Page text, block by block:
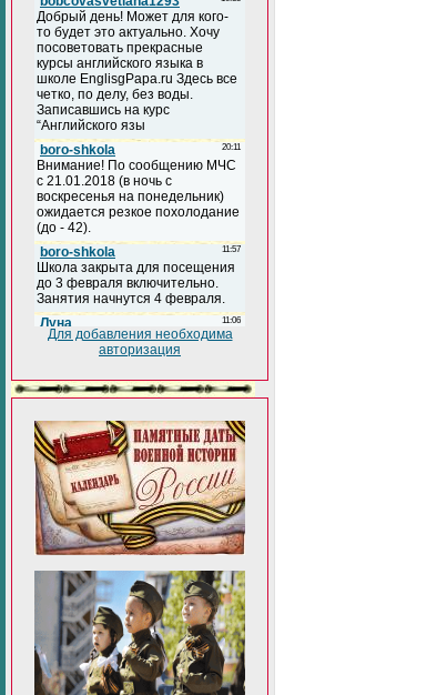
Для добавления необходима
авторизация